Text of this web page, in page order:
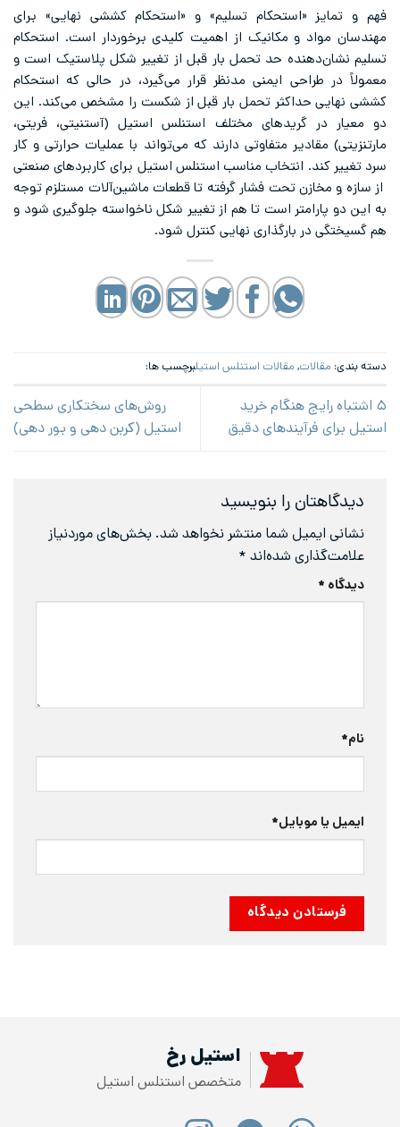
فهم و تمایز «استحکام تسلیم» و «استحکام کششی نهایی» برای
مهندسان مواد و مکانیک از اهمیت کلیدی برخوردار است. استحکام
تسلیم نشان‌دهنده حد تحمل بار قبل از تغییر شکل پلاستیک است و
معمولاً در طراحی ایمنی مدنظر قرار می‌گیرد، در حالی که استحکام
کششی نهایی حداکثر تحمل بار قبل از شکست را مشخص می‌کند. این
دو معیار در گریدهای مختلف استنلس استیل (آستنیتی، فریتی،
مارتنزیتی) مقادیر متفاوتی دارند که می‌تواند با عملیات حرارتی و کار
سرد تغییر کند. انتخاب مناسب استنلس استیل برای کاربردهای صنعتی
از سازه و مخازن تحت فشار گرفته تا قطعات ماشین‌آلات مستلزم توجه
به این دو پارامتر است تا هم از تغییر شکل ناخواسته جلوگیری شود و
هم گسیختگی در بارگذاری نهایی کنترل شود.
دسته بندی: مقالات, مقالات استنلس استیلبرچسب ها:
۵ اشتباه رایج هنگام خرید
استیل برای فرآیندهای دقیق
روش‌های سختکاری سطحی
استیل (کربن دهی و بور دهی)
دیدگاهتان را بنویسید
نشانی ایمیل شما منتشر نخواهد شد. بخش‌های موردنیاز
علامت‌گذاری شده‌اند *
دیدگاه *
نام*
ایمیل یا موبایل*
استیل رخ
متخصص استنلس استیل